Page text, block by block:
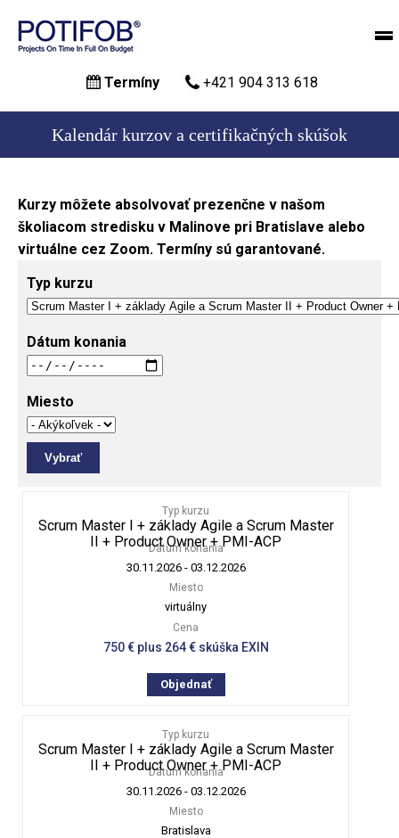
hlavný
Termíny +421 904 313 618
Kalendár kurzov a certifikačných skúšok
Kurzy môžete absolvovať prezenčne v našom
školiacom stredisku v Malinove pri Bratislave alebo
virtuálne cez Zoom. Termíny sú garantované.
Typ kurzu
Dátum konania
Miesto
Typ kurzu
Scrum Master I + základy Agile a Scrum Master
II + Product Owner + PMI-ACP
Dátum konania
30.11.2026- 03.12.2026
Miesto
virtuálny
Cena
750 € plus 264 € skúška EXIN
Objednať
Typ kurzu
Scrum Master I + základy Agile a Scrum Master
II + Product Owner + PMI-ACP
Dátum konania
30.11.2026- 03.12.2026
Miesto
Bratislava